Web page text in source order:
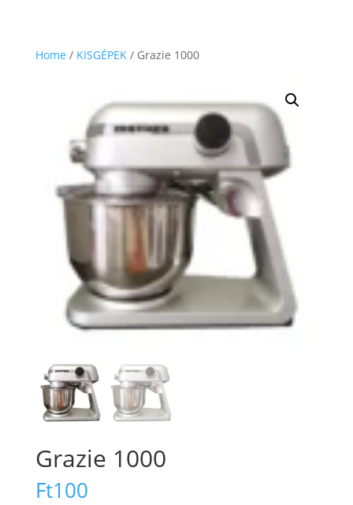
Home / KISGÉPEK/ Grazie 1000
Grazie 1000
Ft100